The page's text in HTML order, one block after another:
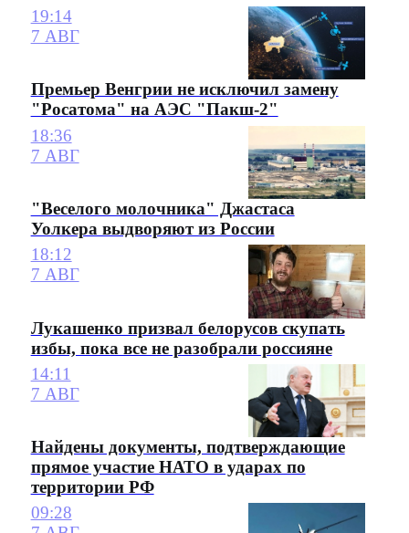
19:14
7 АВГ
Премьер Венгрии не исключил замену
"Росатома" на АЭС "Пакш-2"
18:36
7 АВГ
"Веселого молочника" Джастаса
Уолкера выдворяют из России
18:12
7 АВГ
Лукашенко призвал белорусов скупать
избы, пока все не разобрали россияне
14:11
7 АВГ
Найдены документы, подтверждающие
прямое участие НАТО в ударах по
территории РФ
09:28